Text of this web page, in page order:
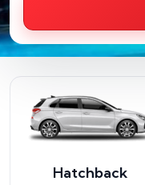
Hatchback